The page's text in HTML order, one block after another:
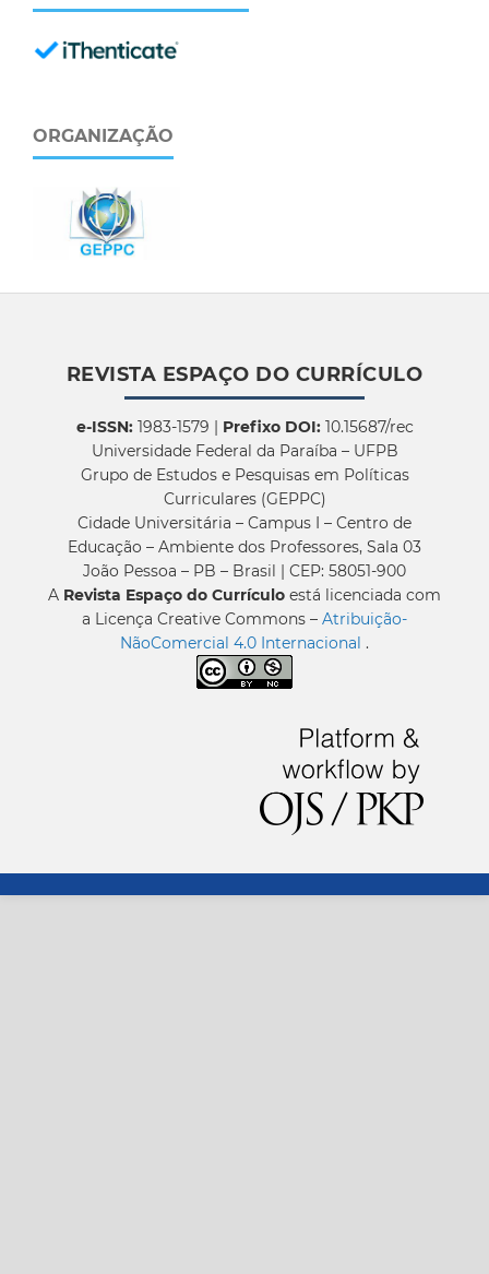
ORGANIZAÇÃO
REVISTA ESPAÇO DO CURRÍCULO
e-ISSN:1983-1579 | Prefixo DOI:10.15687/rec
Universidade Federal da Paraíba – UFPB
Grupo de Estudos e Pesquisas em Políticas
Curriculares (GEPPC)
Cidade Universitária – Campus I – Centro de
Educação – Ambiente dos Professores, Sala 03
João Pessoa – PB – Brasil | CEP: 58051-900
A Revista Espaço do Currículo está licenciada com
a Licença Creative Commons – Atribuição-
NãoComercial 4.0 Internacional .